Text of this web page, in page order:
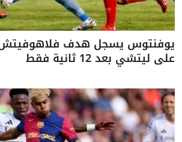
يوفنتوس يسجل هدف فلاهوفيتش
على ليتشي بعد 12 ثانية فقط